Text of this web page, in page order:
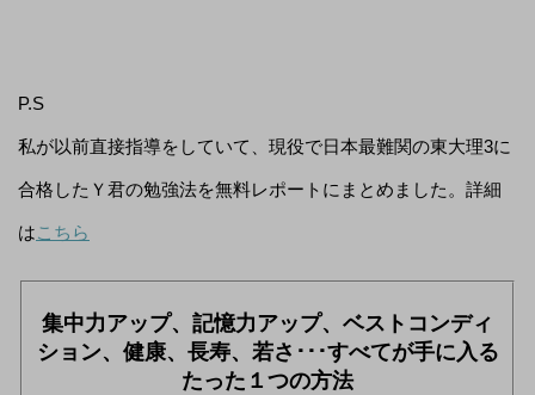
P.S
私が以前直接指導をしていて、現役で日本最難関の東大理3に
合格したＹ君の勉強法を無料レポートにまとめました。詳細
はこちら
集中力アップ、記憶力アップ、ベストコンディ
ション、健康、長寿、若さ･･･すべてが手に入る
たった１つの方法